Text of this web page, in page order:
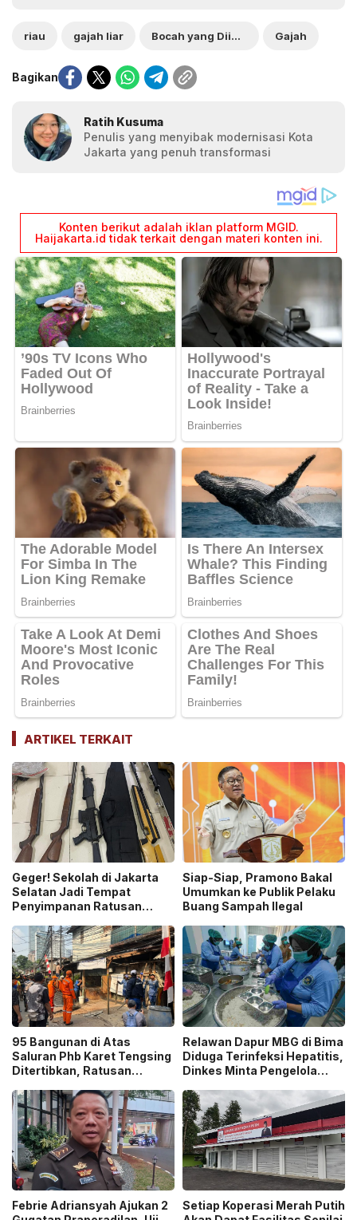
riau gajah liar Bocah yang Diinjak Gajah Gajah
Bagikan
Ratih Kusuma
Penulis yang menyibak modernisasi Kota
Jakarta yang penuh transformasi
ARTIKEL TERKAIT
Geger! Sekolah di Jakarta
Selatan Jadi Tempat
Penyimpanan Ratusan
Pemilik
Siap-Siap, Pramono Bakal
Umumkan ke Publik Pelaku
Buang Sampah Ilegal
95 Bangunan di Atas
Saluran Phb Karet Tengsing
Ditertibkan, Ratusan
Dikerahkan
Relawan Dapur MBG di Bima
Diduga Terinfeksi Hepatitis,
Dinkes Minta Pengelola
Febrie Adriansyah Ajukan 2
Setiap Koperasi Merah Putih